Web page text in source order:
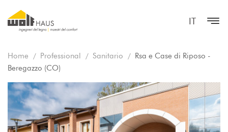
IT
Home Professional Sanitario
Rsa e Case di Riposo -
Beregazzo (CO)